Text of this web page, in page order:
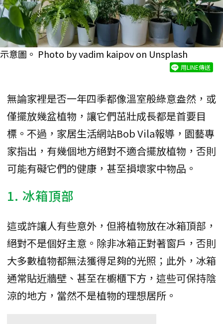
示意圖。 Photo by vadim kaipov on Unsplash
用LINE傳送
無論家裡是否一年四季都像溫室般綠意盎然，或
僅擺放幾盆植物，讓它們茁壯成長都是首要目
標。不過，家居生活網站Bob Vila報導，園藝專
家指出，有幾個地方絕對不適合擺放植物，否則
可能有礙它們的健康，甚至損壞家中物品。
1. 冰箱頂部
這或許讓人有些意外，但將植物放在冰箱頂部，
絕對不是個好主意。除非冰箱正對著窗戶，否則
大多數植物都無法獲得足夠的光照；此外，冰箱
通常貼近牆壁、甚至在櫥櫃下方，這些可保持陰
涼的地方，當然不是植物的理想居所。